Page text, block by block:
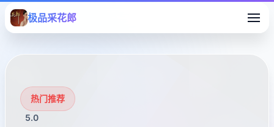
极品采花郎
热门推荐
5.0